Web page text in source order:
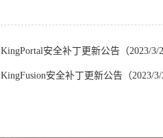
KingPortal安全补丁更新公告（2023/3/
KingFusion安全补丁更新公告（2023/3/